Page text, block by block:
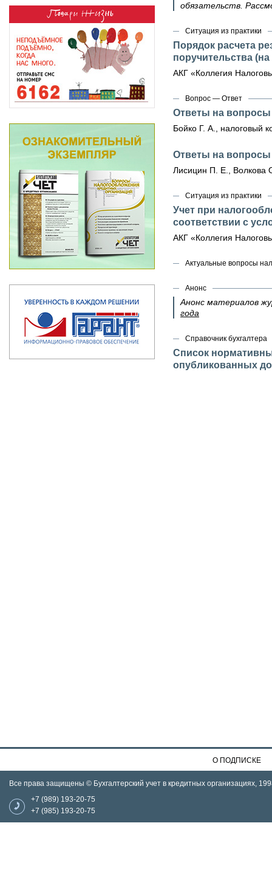
обязательств.
Ситуация из практики
Порядок расчета
поручительства
АКГ «Коллегия
Вопрос — Ответ
Ответы на вопросы
Бойко Г. А., налоговый
Ответы на вопросы
Лисицин П. Е., Волкова
Ситуация из практики
Учет при
соответствии с
АКГ «Коллегия
Актуальные вопросы
Анонс
Анонс материалов
года
Справочник бухгалтера
Список
опубликованных до
О ПОДПИСКЕ
Все права защищены © Бухгалтерский учет в кредитных организациях,
+7 (989) 193-20-75
+7 (985) 193-20-75